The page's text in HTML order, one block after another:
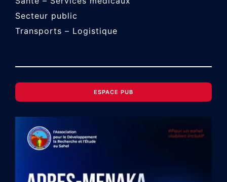
Secteur public
Transports – Logistique
ESPACE PUB